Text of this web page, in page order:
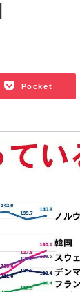
Pocket